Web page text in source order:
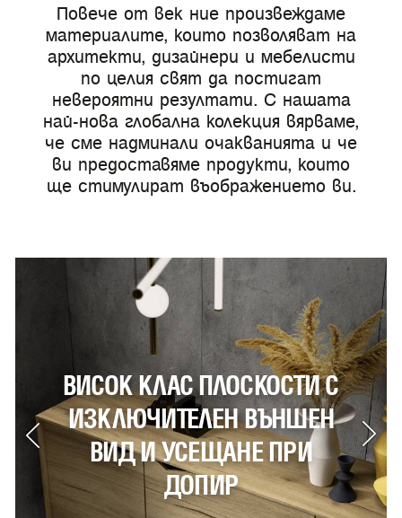
Повече от век ние произвеждаме
материалите, които позволяват на
архитекти, дизайнери и мебелисти
по целия свят да постигат
невероятни резултати. С нашата
най-нова глобална колекция вярваме,
че сме надминали очакванията и че
ви предоставяме продукти, които
ще стимулират въображението ви.
С
НОВИ, МОДЕРНИ
КОИТО ЩЕ
ВАШИТЕ ИДЕИ